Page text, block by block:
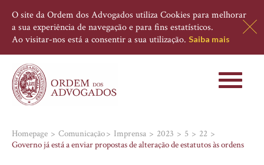
O site da Ordem dos Advogados utiliza Cookies para melhorar
a sua experiência de navegação e para fins estatísticos.
Ao visitar-nos está a consentir a sua utilização. Saiba mais
Toggle
Homepage Comunicação Imprensa 2023 5
22
Governo já está a enviar propostas de alteração de estatutos às ordens